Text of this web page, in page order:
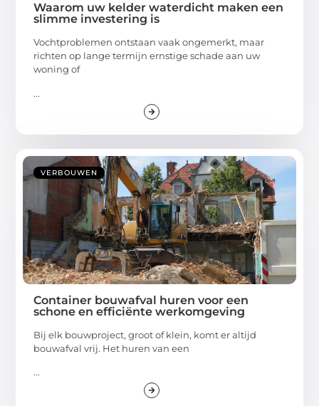
Waarom uw kelder waterdicht maken een
slimme investering is
Vochtproblemen ontstaan vaak ongemerkt, maar
richten op lange termijn ernstige schade aan uw
woning of
...
VERBOUWEN
Container bouwafval huren voor een
schone en efficiënte werkomgeving
Bij elk bouwproject, groot of klein, komt er altijd
bouwafval vrij. Het huren van een
...